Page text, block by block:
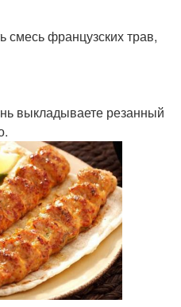
французских трав,
выкладываете резанный